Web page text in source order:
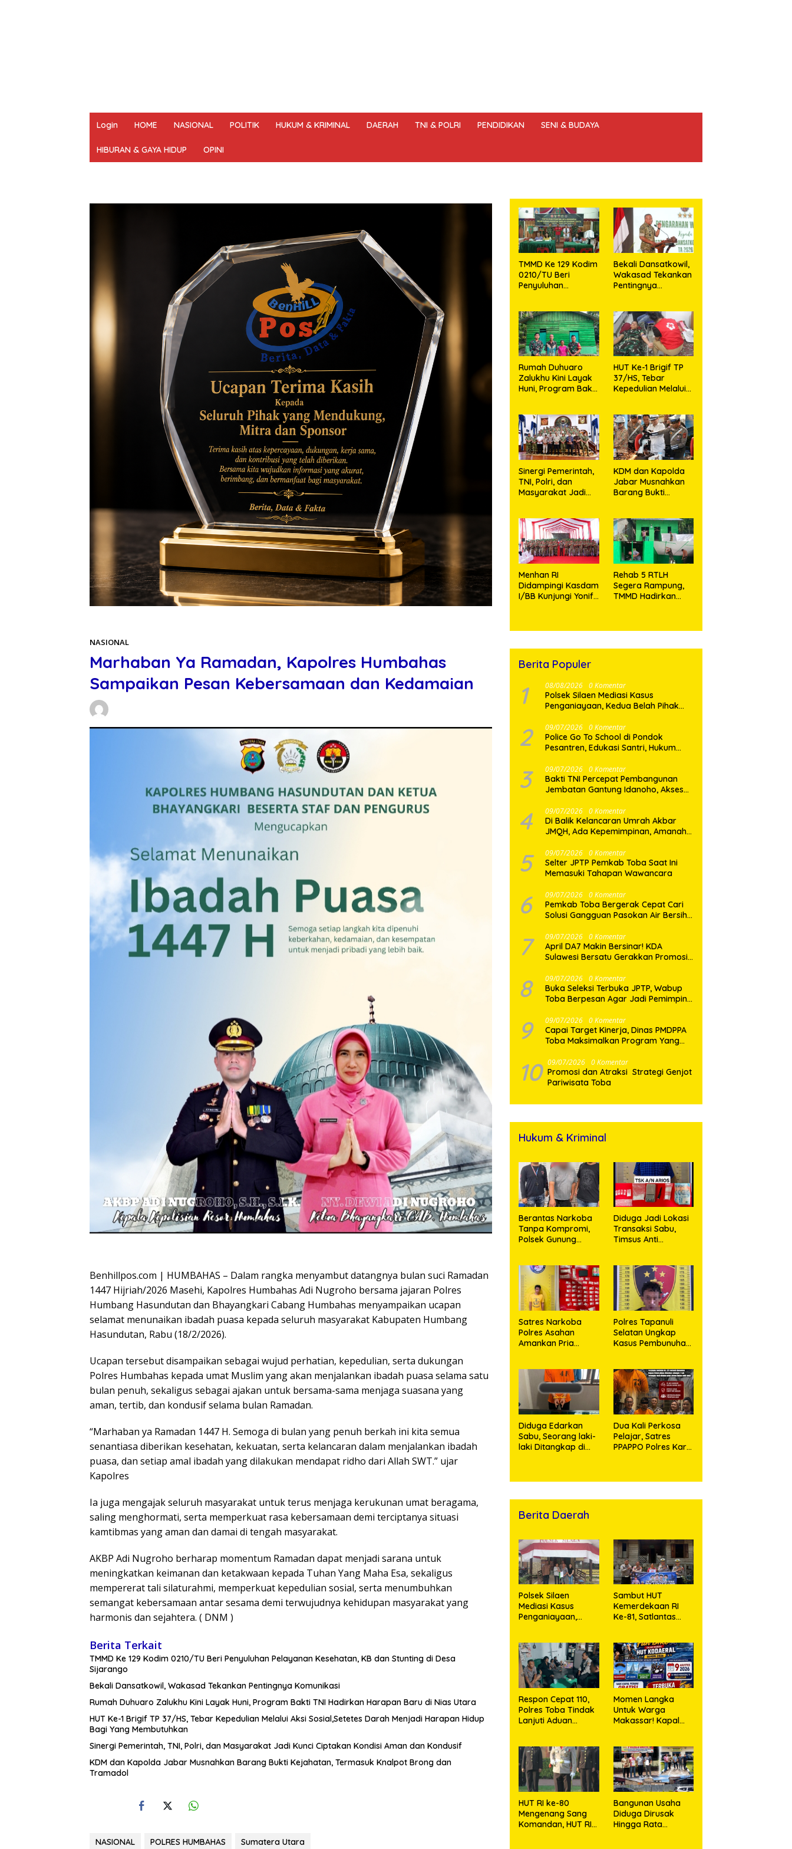
Login HOME NASIONAL POLITIK HUKUM & KRIMINAL DAERAH TNI & POLRI PENDIDIKAN SENI & BUDAYA
HIBURAN & GAYA HIDUP OPINI
NASIONAL
Marhaban Ya Ramadan, Kapolres Humbahas
Sampaikan Pesan Kebersamaan dan Kedamaian
Benhillpos.com | HUMBAHAS – Dalam rangka menyambut datangnya bulan suci Ramadan
1447 Hijriah/2026 Masehi, Kapolres Humbahas Adi Nugroho bersama jajaran Polres
Humbang Hasundutan dan Bhayangkari Cabang Humbahas menyampaikan ucapan
selamat menunaikan ibadah puasa kepada seluruh masyarakat Kabupaten Humbang
Hasundutan, Rabu (18/2/2026).
Ucapan tersebut disampaikan sebagai wujud perhatian, kepedulian, serta dukungan
Polres Humbahas kepada umat Muslim yang akan menjalankan ibadah puasa selama satu
bulan penuh, sekaligus sebagai ajakan untuk bersama-sama menjaga suasana yang
aman, tertib, dan kondusif selama bulan Ramadan.
“Marhaban ya Ramadan 1447 H. Semoga di bulan yang penuh berkah ini kita semua
senantiasa diberikan kesehatan, kekuatan, serta kelancaran dalam menjalankan ibadah
puasa, dan setiap amal ibadah yang dilakukan mendapat ridho dari Allah SWT.” ujar
Kapolres
Ia juga mengajak seluruh masyarakat untuk terus menjaga kerukunan umat beragama,
saling menghormati, serta memperkuat rasa kebersamaan demi terciptanya situasi
kamtibmas yang aman dan damai di tengah masyarakat.
AKBP Adi Nugroho berharap momentum Ramadan dapat menjadi sarana untuk
meningkatkan keimanan dan ketakwaan kepada Tuhan Yang Maha Esa, sekaligus
mempererat tali silaturahmi, memperkuat kepedulian sosial, serta menumbuhkan
semangat kebersamaan antar sesama demi terwujudnya kehidupan masyarakat yang
harmonis dan sejahtera. ( DNM )
Berita Terkait
TMMD Ke 129 Kodim 0210/TU Beri Penyuluhan Pelayanan Kesehatan, KB dan Stunting di Desa
Sijarango
Bekali Dansatkowil, Wakasad Tekankan Pentingnya Komunikasi
Rumah Duhuaro Zalukhu Kini Layak Huni, Program Bakti TNI Hadirkan Harapan Baru di Nias Utara
HUT Ke-1 Brigif TP 37/HS, Tebar Kepedulian Melalui Aksi Sosial,Setetes Darah Menjadi Harapan Hidup
Bagi Yang Membutuhkan
Sinergi Pemerintah, TNI, Polri, dan Masyarakat Jadi Kunci Ciptakan Kondisi Aman dan Kondusif
KDM dan Kapolda Jabar Musnahkan Barang Bukti Kejahatan, Termasuk Knalpot Brong dan
Tramadol
NASIONAL POLRES HUMBAHAS Sumatera Utara
TMMD Ke 129 Kodim
0210/TU Beri
Penyuluhan
Stunting di Desa
Sijarango
Bekali Dansatkowil,
Wakasad Tekankan
Pentingnya
Rumah Duhuaro
Zalukhu Kini Layak
Huni, Program Bakti
Nias Utara
HUT Ke-1 Brigif TP
37/HS, Tebar
Kepedulian Melalui
Harapan Hidup Bagi
Yang
Membutuhkan
Sinergi Pemerintah,
TNI, Polri, dan
Masyarakat Jadi
Kondusif
KDM dan Kapolda
Jabar Musnahkan
Barang Bukti
Brong dan
Tramadol
Menhan RI
Didampingi Kasdam
I/BB Kunjungi Yonif
Rehab 5 RTLH
Segera Rampung,
TMMD Hadirkan
Berita Populer
1 08/08/2026 0 Komentar
Polsek Silaen Mediasi Kasus
Penganiayaan, Kedua Belah Pihak
2 09/07/2026 0 Komentar
Police Go To School di Pondok
Pesantren, Edukasi Santri, Hukum
Muda
3 09/07/2026 0 Komentar
Bakti TNI Percepat Pembangunan
Jembatan Gantung Idanoho, Akses
Pulih
4 09/07/2026 0 Komentar
Di Balik Kelancaran Umrah Akbar
JMQH, Ada Kepemimpinan, Amanah,
5 09/07/2026 0 Komentar
Selter JPTP Pemkab Toba Saat Ini
Memasuki Tahapan Wawancara
6 09/07/2026 0 Komentar
Pemkab Toba Bergerak Cepat Cari
Solusi Gangguan Pasokan Air Bersih
7 09/07/2026 0 Komentar
April DA7 Makin Bersinar! KDA
Sulawesi Bersatu Gerakkan Promosi
8 09/07/2026 0 Komentar
Buka Seleksi Terbuka JPTP, Wabup
Toba Berpesan Agar Jadi Pemimpin
9 09/07/2026 0 Komentar
Capai Target Kinerja, Dinas PMDPPA
Toba Maksimalkan Program Yang
10 09/07/2026 0 Komentar
Promosi dan Atraksi Strategi Genjot
Pariwisata Toba
Hukum & Kriminal
Berantas Narkoba
Tanpa Kompromi,
Polsek Gunung
Nagori Karangsari
Diduga Jadi Lokasi
Transaksi Sabu,
Timsus Anti
Seorang Pria
dengan Barang
Bukti 63,67 Gram
Sabu
Satres Narkoba
Polres Asahan
Amankan Pria
Bukti
Polres Tapanuli
Selatan Ungkap
Kasus Pembunuhan
Anak, Pelaku
Ditangkap
Diduga Edarkan
Sabu, Seorang laki-
laki Ditangkap di
Klip
Dua Kali Perkosa
Pelajar, Satres
PPAPPO Polres Karo
Berita Daerah
Polsek Silaen
Mediasi Kasus
Penganiayaan,
Sambut HUT
Kemerdekaan RI
Ke-81, Satlantas
Warga Kurang
Mampu
Respon Cepat 110,
Polres Toba Tindak
Lanjuti Aduan
Momen Langka
Untuk Warga
Makassar! Kapal
HUT RI ke-80
Mengenang Sang
Komandan, HUT RI
Bangunan Usaha
Diduga Dirusak
Hingga Rata